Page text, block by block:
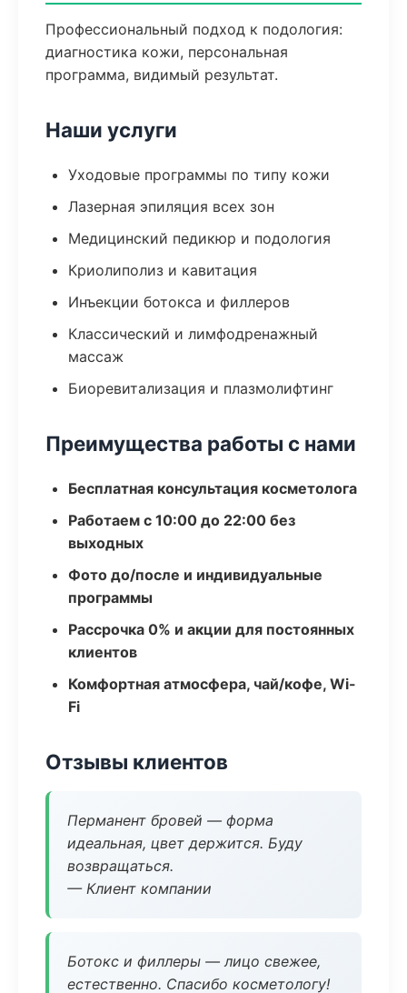
Профессиональный подход к подология:
диагностика кожи, персональная
программа, видимый результат.
Наши услуги
Уходовые программы по типу кожи
Лазерная эпиляция всех зон
Медицинский педикюр и подология
Криолиполиз и кавитация
Инъекции ботокса и филлеров
Классический и лимфодренажный
массаж
Биоревитализация и плазмолифтинг
Преимущества работы с нами
Бесплатная консультация косметолога
Работаем с 10:00 до 22:00 без
выходных
Фото до/после и индивидуальные
программы
Рассрочка 0% и акции для постоянных
клиентов
Комфортная атмосфера, чай/кофе, Wi-
Fi
Отзывы клиентов
Перманент бровей — форма
идеальная, цвет держится. Буду
возвращаться.
— Клиент компании
Ботокс и филлеры — лицо свежее,
естественно. Спасибо косметологу!